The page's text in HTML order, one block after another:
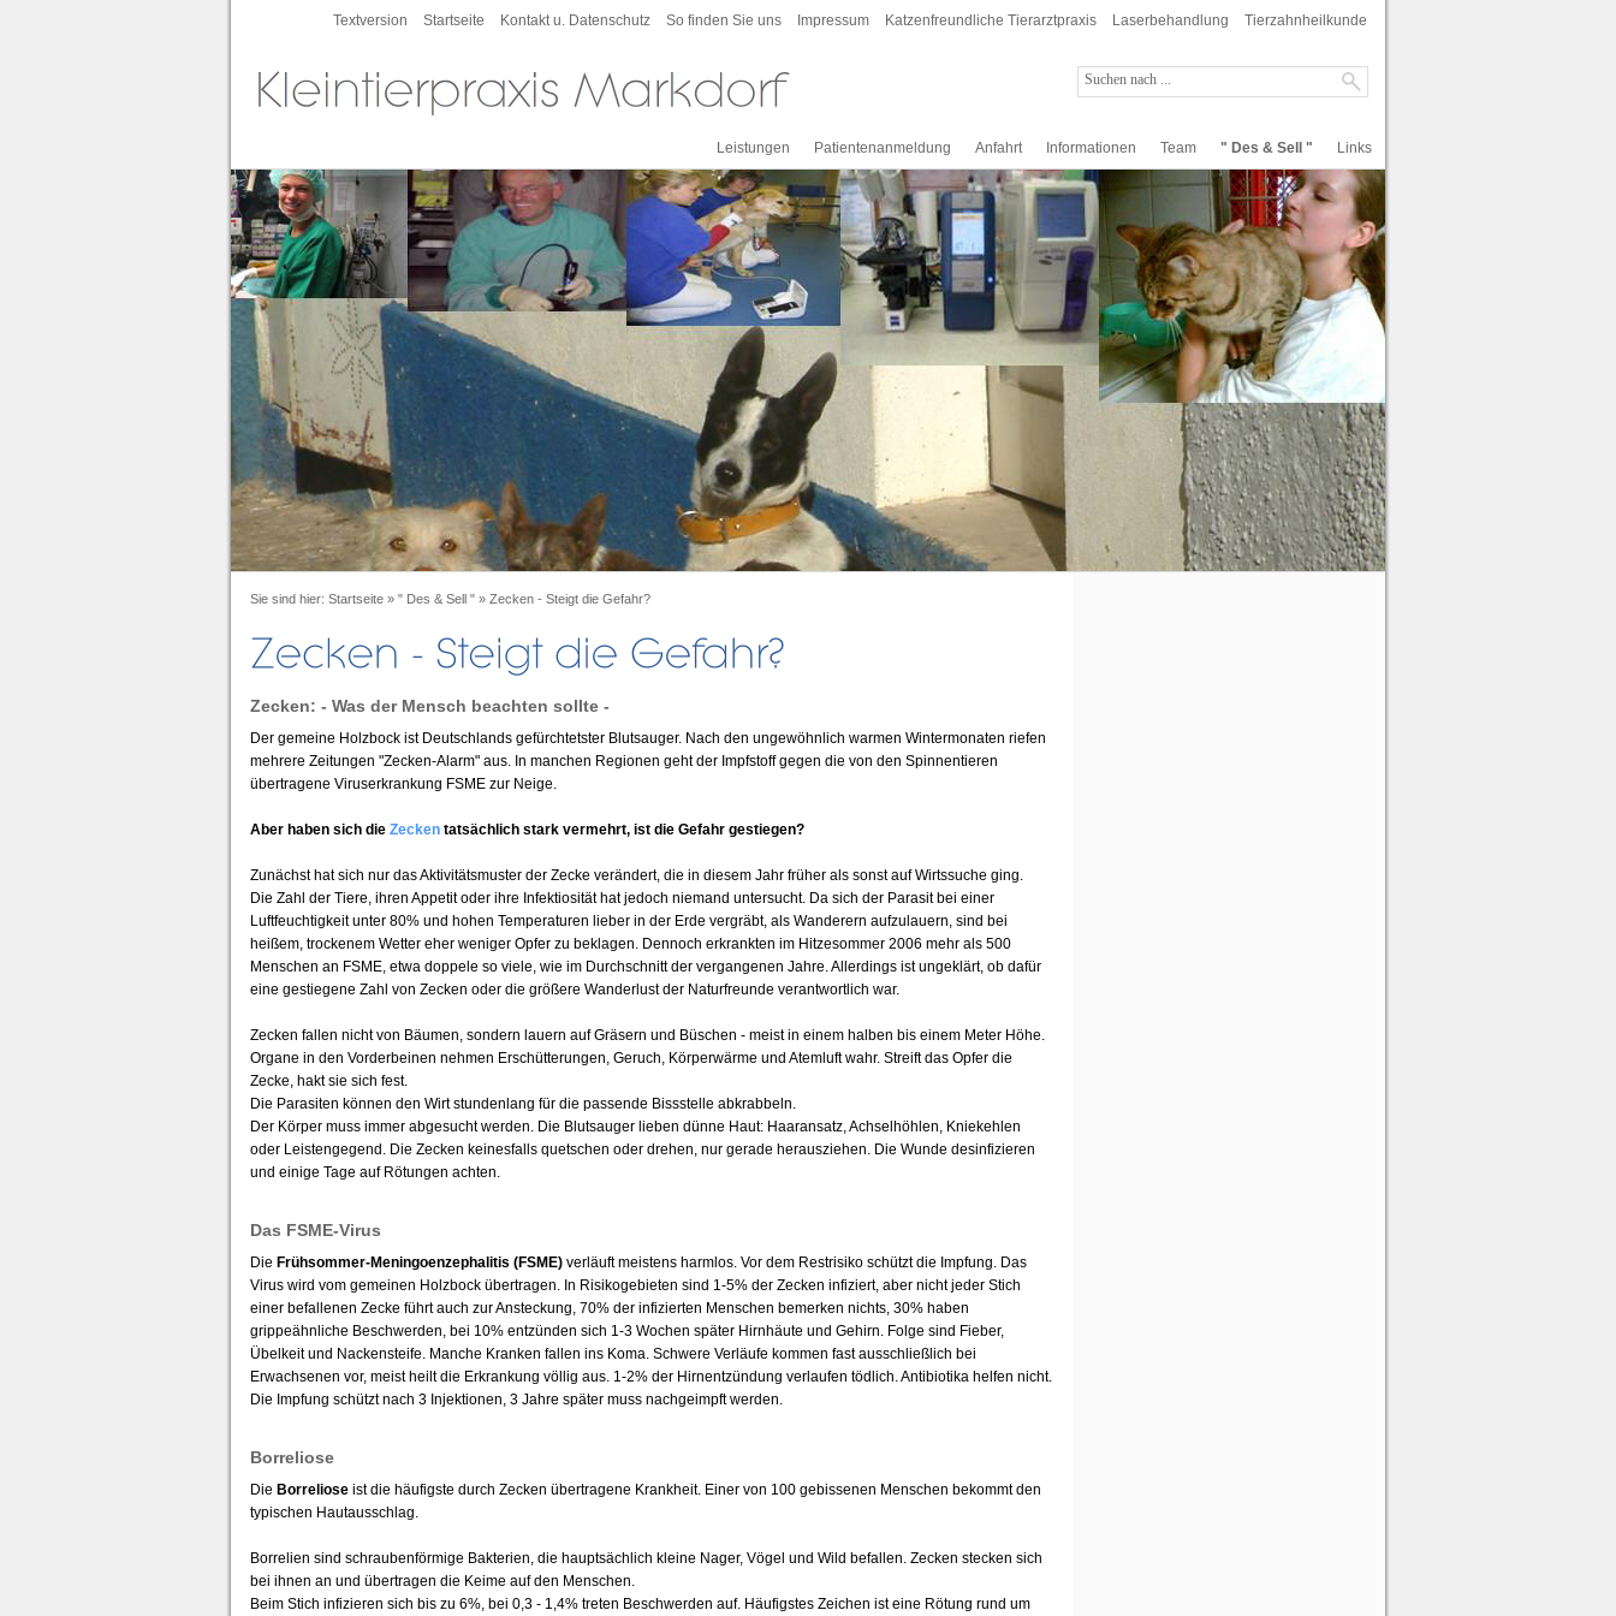
Textversion Startseite Kontakt u. Datenschutz So finden Sie uns Impressum Katzenfreundliche Tierarztpraxis Laserbehandlung Tierzahnheilkunde
Leistungen Patientenanmeldung Anfahrt Informationen Team " Des & Sell " Links
Sie sind hier: Startseite » " Des & Sell " » Zecken - Steigt die Gefahr?
Zecken: - Was der Mensch beachten sollte -
Der gemeine Holzbock ist Deutschlands gefürchtetster Blutsauger. Nach den ungewöhnlich warmen Wintermonaten riefen
mehrere Zeitungen "Zecken-Alarm" aus. In manchen Regionen geht der Impfstoff gegen die von den Spinnentieren
übertragene Viruserkrankung FSME zur Neige.
Aber haben sich die Zecken tatsächlich stark vermehrt, ist die Gefahr gestiegen?
Zunächst hat sich nur das Aktivitätsmuster der Zecke verändert, die in diesem Jahr früher als sonst auf Wirtssuche ging.
Die Zahl der Tiere, ihren Appetit oder ihre Infektiosität hat jedoch niemand untersucht. Da sich der Parasit bei einer
Luftfeuchtigkeit unter 80% und hohen Temperaturen lieber in der Erde vergräbt, als Wanderern aufzulauern, sind bei
heißem, trockenem Wetter eher weniger Opfer zu beklagen. Dennoch erkrankten im Hitzesommer 2006 mehr als 500
Menschen an FSME, etwa doppele so viele, wie im Durchschnitt der vergangenen Jahre. Allerdings ist ungeklärt, ob dafür
eine gestiegene Zahl von Zecken oder die größere Wanderlust der Naturfreunde verantwortlich war.
Zecken fallen nicht von Bäumen, sondern lauern auf Gräsern und Büschen - meist in einem halben bis einem Meter Höhe.
Organe in den Vorderbeinen nehmen Erschütterungen, Geruch, Körperwärme und Atemluft wahr. Streift das Opfer die
Zecke, hakt sie sich fest.
Die Parasiten können den Wirt stundenlang für die passende Bissstelle abkrabbeln.
Der Körper muss immer abgesucht werden. Die Blutsauger lieben dünne Haut: Haaransatz, Achselhöhlen, Kniekehlen
oder Leistengegend. Die Zecken keinesfalls quetschen oder drehen, nur gerade herausziehen. Die Wunde desinfizieren
und einige Tage auf Rötungen achten.
Das FSME-Virus
Die Frühsommer-Meningoenzephalitis (FSME) verläuft meistens harmlos. Vor dem Restrisiko schützt die Impfung. Das
Virus wird vom gemeinen Holzbock übertragen. In Risikogebieten sind 1-5% der Zecken infiziert, aber nicht jeder Stich
einer befallenen Zecke führt auch zur Ansteckung, 70% der infizierten Menschen bemerken nichts, 30% haben
grippeähnliche Beschwerden, bei 10% entzünden sich 1-3 Wochen später Hirnhäute und Gehirn. Folge sind Fieber,
Übelkeit und Nackensteife. Manche Kranken fallen ins Koma. Schwere Verläufe kommen fast ausschließlich bei
Erwachsenen vor, meist heilt die Erkrankung völlig aus. 1-2% der Hirnentzündung verlaufen tödlich. Antibiotika helfen nicht.
Die Impfung schützt nach 3 Injektionen, 3 Jahre später muss nachgeimpft werden.
Borreliose
Die Borreliose ist die häufigste durch Zecken übertragene Krankheit. Einer von 100 gebissenen Menschen bekommt den
typischen Hautausschlag.
Borrelien sind schraubenförmige Bakterien, die hauptsächlich kleine Nager, Vögel und Wild befallen. Zecken stecken sich
bei ihnen an und übertragen die Keime auf den Menschen.
Beim Stich infizieren sich bis zu 6%, bei 0,3 - 1,4% treten Beschwerden auf. Häufigstes Zeichen ist eine Rötung rund um